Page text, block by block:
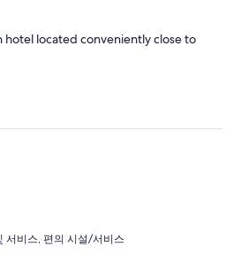
located conveniently close to
서비스, 편의 시설/서비스